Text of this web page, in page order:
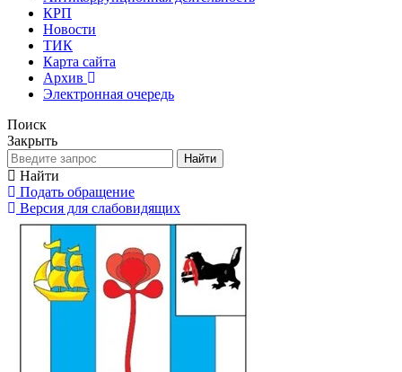
КРП
Новости
ТИК
Карта сайта
Архив
Электронная очередь
Поиск
Закрыть
Найти
Найти
Подать обращение
Версия для слабовидящих